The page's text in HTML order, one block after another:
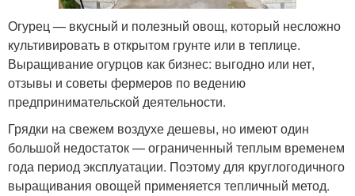
Огурец — вкусный и полезный овощ, который несложно
культивировать в открытом грунте или в теплице.
Выращивание огурцов как бизнес: выгодно или нет,
отзывы и советы фермеров по ведению
предпринимательской деятельности.
Грядки на свежем воздухе дешевы, но имеют один
большой недостаток — ограниченный теплым временем
года период эксплуатации. Поэтому для круглогодичного
выращивания овощей применяется тепличный метод.